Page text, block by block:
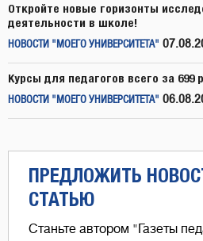
Откройте новые горизонты
деятельности в школе!
НОВОСТИ "МОЕГО УНИВЕРСИТЕТА"
Курсы для педагогов всего за 699
НОВОСТИ "МОЕГО УНИВЕРСИТЕТА"
ПРЕДЛОЖИТЬ
СТАТЬЮ
Станьте автором "Газеты